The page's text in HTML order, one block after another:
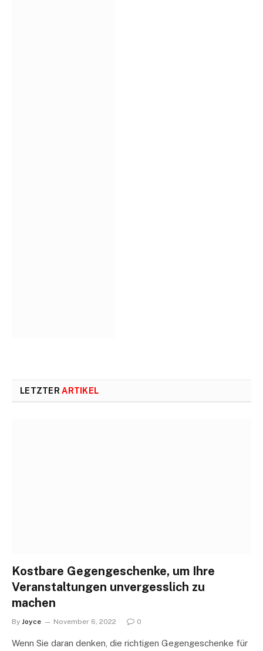
LETZTER ARTIKEL
Kostbare Gegengeschenke, um Ihre
Veranstaltungen unvergesslich zu
machen
By Joyce November 6, 2022 0
Wenn Sie daran denken, die richtigen Gegengeschenke für